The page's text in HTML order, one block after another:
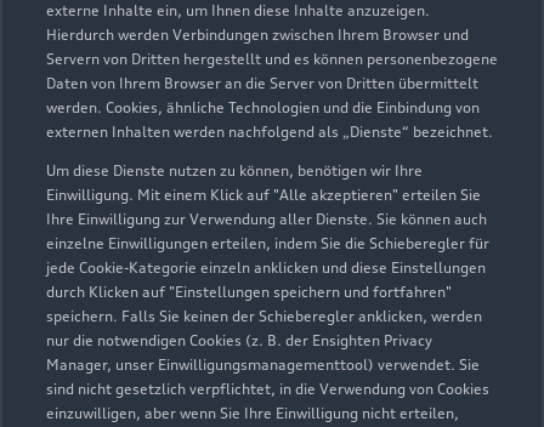
externe Inhalte ein, um Ihnen diese Inhalte anzuzeigen.
Hierdurch werden Verbindungen zwischen Ihrem Browser und
Servern von Dritten hergestellt und es können personenbezogene
Daten von Ihrem Browser an die Server von Dritten übermittelt
werden. Cookies, ähnliche Technologien und die Einbindung von
externen Inhalten werden nachfolgend als „Dienste“ bezeichnet.
Um diese Dienste nutzen zu können, benötigen wir Ihre
Einwilligung. Mit einem Klick auf "Alle akzeptieren" erteilen Sie
Ihre Einwilligung zur Verwendung aller Dienste. Sie können auch
einzelne Einwilligungen erteilen, indem Sie die Schieberegler für
jede Cookie-Kategorie einzeln anklicken und diese Einstellungen
durch Klicken auf "Einstellungen speichern und fortfahren"
speichern. Falls Sie keinen der Schieberegler anklicken, werden
nur die notwendigen Cookies (z. B. der Ensighten Privacy
Manager, unser Einwilligungsmanagementtool) verwendet. Sie
sind nicht gesetzlich verpflichtet, in die Verwendung von Cookies
einzuwilligen, aber wenn Sie Ihre Einwilligung nicht erteilen,
Wolfgang-Perger-Straße 3
84453 Mühldorf
08631 3700
muehldorf@ostermaier.de
Kontaktdaten herunterladen